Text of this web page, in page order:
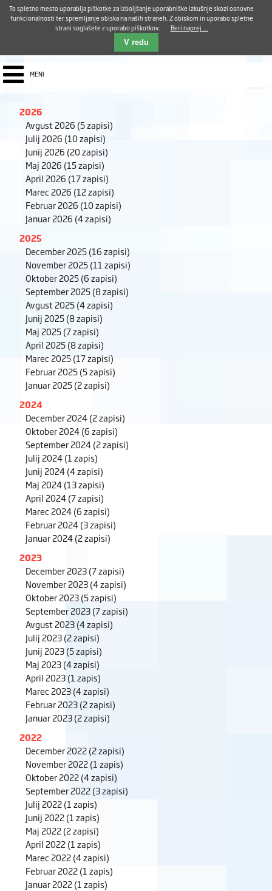
E-pošta ZUDV
Iskalnik
MENI
2026
Avgust 2026 (5 zapisi)
Julij 2026 (10 zapisi)
Junij 2026 (20 zapisi)
Maj 2026 (15 zapisi)
April 2026 (17 zapisi)
Marec 2026 (12 zapisi)
Februar 2026 (10 zapisi)
Januar 2026 (4 zapisi)
2025
December 2025(16 zapisi)
November 2025(11 zapisi)
Oktober 2025(6 zapisi)
September 2025(8 zapisi)
Avgust 2025(4 zapisi)
Junij 2025(8 zapisi)
Maj 2025(7 zapisi)
April 2025(8 zapisi)
Marec 2025(17 zapisi)
Februar 2025(5 zapisi)
Januar 2025(2 zapisi)
2024
December 2024(2 zapisi)
Oktober 2024(6 zapisi)
September 2024(2 zapisi)
Julij 2024(1 zapis)
Junij 2024(4 zapisi)
Maj 2024(13 zapisi)
April 2024(7 zapisi)
Marec 2024(6 zapisi)
Februar 2024(3 zapisi)
Januar 2024(2 zapisi)
2023
December 2023(7 zapisi)
November 2023(4 zapisi)
Oktober 2023(5 zapisi)
September 2023(7 zapisi)
Avgust 2023(4 zapisi)
Julij 2023(2 zapisi)
Junij 2023(5 zapisi)
Maj 2023(4 zapisi)
April 2023(1 zapis)
Marec 2023(4 zapisi)
Februar 2023(2 zapisi)
Januar 2023(2 zapisi)
2022
December 2022(2 zapisi)
November 2022(1 zapis)
Oktober 2022(4 zapisi)
September 2022(3 zapisi)
Julij 2022(1 zapis)
Junij 2022(1 zapis)
Maj 2022(2 zapisi)
April 2022(1 zapis)
Marec 2022(4 zapisi)
Februar 2022(1 zapis)
Januar 2022(1 zapis)
To spletno mesto uporablja piškotke za izboljšanje uporabniške izkušnje skozi osnovne
funkcionalnosti ter spremljanje obiska na naših straneh. Z obiskom in uporabo spletne
strani soglašete z uporabo piškotkov.
Beri naprej ...
V redu